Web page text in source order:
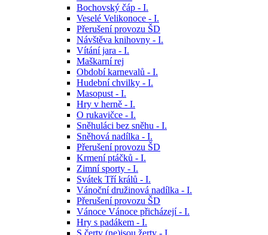
Bochovský čáp - I.
Veselé Velikonoce - I.
Přerušení provozu ŠD
Návštěva knihovny - I.
Vítání jara - I.
Maškarní rej
Období karnevalů - I.
Hudební chvilky - I.
Masopust - I.
Hry v herně - I.
O rukavičce - I.
Sněhuláci bez sněhu - I.
Sněhová nadílka - I.
Přerušení provozu ŠD
Krmení ptáčků - I.
Zimní sporty - I.
Svátek Tří králů - I.
Vánoční družinová nadílka - I.
Přerušení provozu ŠD
Vánoce Vánoce přicházejí - I.
Hry s padákem - I.
S čerty (ne)jsou žerty - I.